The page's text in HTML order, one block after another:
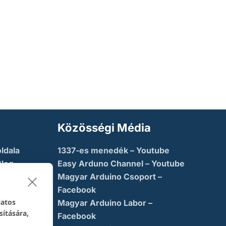
Közösségi Média
1337-es menedék – Youtube
Easy Arduno Channel – Youtube
Magyar Arduino Csoport –
Facebook
Magyar Arduino Labor –
Facebook